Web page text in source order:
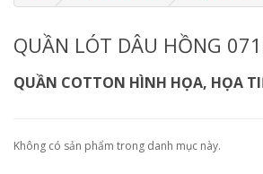
QUẦN LÓT DÂU HỒNG
QUẦN COTTON HÌNH HỌA, HỌA
Không có sản phẩm trong danh mục này.